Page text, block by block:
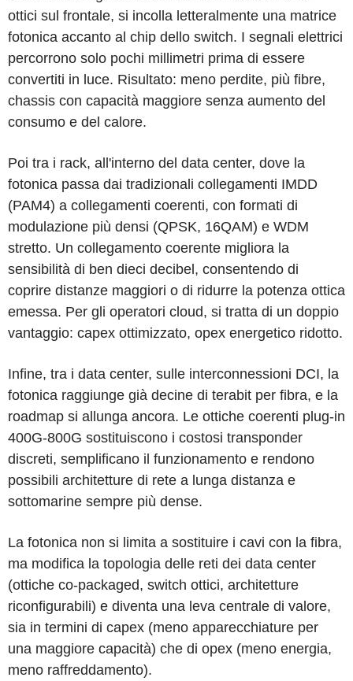
ottici sul frontale, si incolla letteralmente una matrice
fotonica accanto al chip dello switch. I segnali elettrici
percorrono solo pochi millimetri prima di essere
convertiti in luce. Risultato: meno perdite, più fibre,
chassis con capacità maggiore senza aumento del
consumo e del calore.
Poi tra i rack, all'interno del data center, dove la
fotonica passa dai tradizionali collegamenti IMDD
(PAM4) a collegamenti coerenti, con formati di
modulazione più densi (QPSK, 16QAM) e WDM
stretto. Un collegamento coerente migliora la
sensibilità di ben dieci decibel, consentendo di
coprire distanze maggiori o di ridurre la potenza ottica
emessa. Per gli operatori cloud, si tratta di un doppio
vantaggio: capex ottimizzato, opex energetico ridotto.
Infine, tra i data center, sulle interconnessioni DCI, la
fotonica raggiunge già decine di terabit per fibra, e la
roadmap si allunga ancora. Le ottiche coerenti plug-in
400G-800G sostituiscono i costosi transponder
discreti, semplificano il funzionamento e rendono
possibili architetture di rete a lunga distanza e
sottomarine sempre più dense.
La fotonica non si limita a sostituire i cavi con la fibra,
ma modifica la topologia delle reti dei data center
(ottiche co-packaged, switch ottici, architetture
riconfigurabili) e diventa una leva centrale di valore,
sia in termini di capex (meno apparecchiature per
una maggiore capacità) che di opex (meno energia,
meno raffreddamento).